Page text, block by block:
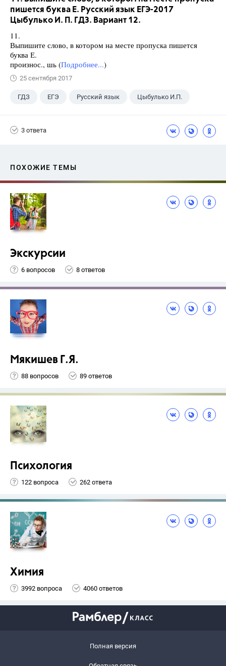
пишется буква Е. Русский язык ЕГЭ-2017
Цыбулько И. П. ГДЗ. Вариант 12.
11.
Выпишите слово, в котором на месте пропуска пишется
буква Е.
произнос., шь (Подробнее...)
25 сентября 2017
ГДЗ ЕГЭ Русский язык Цыбулько И.П.
3 ответа
ПОХОЖИЕ ТЕМЫ
Экскурсии
6 вопросов 8 ответов
Мякишев Г.Я.
88 вопросов 89 ответов
Психология
122 вопроса 262 ответа
Химия
3992 вопроса 4060 ответов
Полная версия